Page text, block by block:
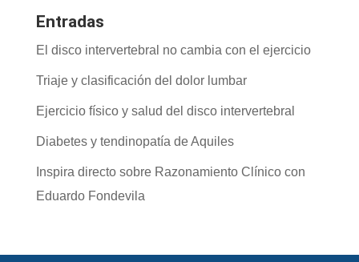
Entradas
El disco intervertebral no cambia con el ejercicio
Triaje y clasificación del dolor lumbar
Ejercicio físico y salud del disco intervertebral
Diabetes y tendinopatía de Aquiles
Inspira directo sobre Razonamiento Clínico con
Eduardo Fondevila